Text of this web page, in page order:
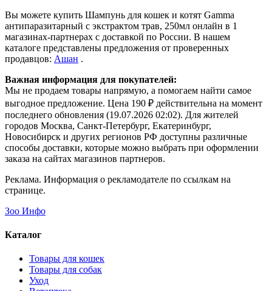
Вы можете купить Шампунь для кошек и котят Gamma
антипаразитарный с экстрактом трав, 250мл онлайн в 1
магазинах-партнерах с доставкой по России. В нашем
каталоге представлены предложения от проверенных
продавцов: Ашан .
Важная информация для покупателей:
Мы не продаем товары напрямую, а помогаем найти самое
выгодное предложение. Цена 190 ₽ действительна на момент
последнего обновления (19.07.2026 02:02). Для жителей
городов Москва, Санкт-Петербург, Екатеринбург,
Новосибирск и других регионов РФ доступны различные
способы доставки, которые можно выбрать при оформлении
заказа на сайтах магазинов партнеров.
Реклама. Информация о рекламодателе по ссылкам на
странице.
Зоо Инфо
Каталог
Товары для кошек
Товары для собак
Уход